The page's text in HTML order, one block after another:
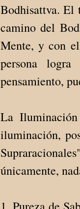
Bodhisattva. El
camino del
Mente, y con
persona
pensamiento,
La
iluminación,
únicamente,